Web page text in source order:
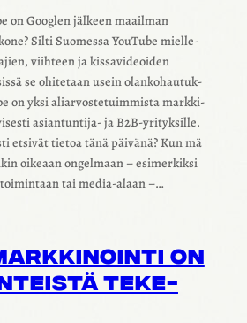
on Googlen jälkeen maail­man
Silti Suomessa YouTube miel­le­
viih­teen ja kissa­vi­deoi­den
se ohite­taan usein olan­ko­hau­tuk­
on yksi aliar­vos­te­tuim­mista mark­ki­
asiantuntija‑ ja B2B‑yrityksille.
etsi­vät tietoa tänä päivänä? Kun mä
oike­aan ongel­maan – esimer­kiksi
tai media‑alaan –…
ON
TEKE­